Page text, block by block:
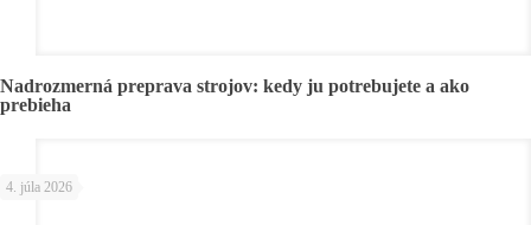
Nadrozmerná preprava strojov: kedy ju potrebujete a ako
prebieha
4. júla 2026